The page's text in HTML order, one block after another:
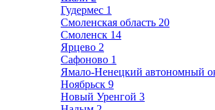
Гудермес 1
Смоленская область 20
Смоленск 14
Ярцево 2
Сафоново 1
Ямало-Ненецкий автономный
Ноябрьск 9
Новый Уренгой 3